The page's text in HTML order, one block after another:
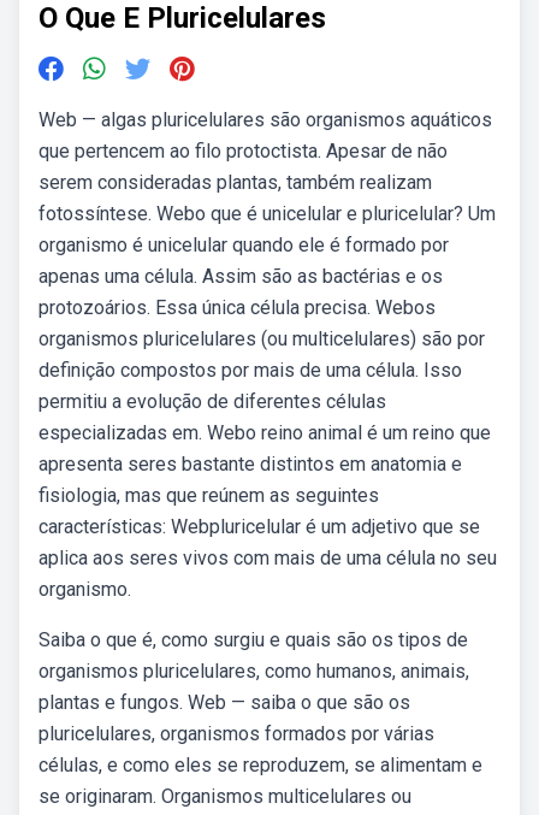
O Que E Pluricelulares
Web — algas pluricelulares são organismos aquáticos
que pertencem ao filo protoctista. Apesar de não
serem consideradas plantas, também realizam
fotossíntese. Webo que é unicelular e pluricelular? Um
organismo é unicelular quando ele é formado por
apenas uma célula. Assim são as bactérias e os
protozoários. Essa única célula precisa. Webos
organismos pluricelulares (ou multicelulares) são por
definição compostos por mais de uma célula. Isso
permitiu a evolução de diferentes células
especializadas em. Webo reino animal é um reino que
apresenta seres bastante distintos em anatomia e
fisiologia, mas que reúnem as seguintes
características: Webpluricelular é um adjetivo que se
aplica aos seres vivos com mais de uma célula no seu
organismo.
Saiba o que é, como surgiu e quais são os tipos de
organismos pluricelulares, como humanos, animais,
plantas e fungos. Web — saiba o que são os
pluricelulares, organismos formados por várias
células, e como eles se reproduzem, se alimentam e
se originaram. Organismos multicelulares ou